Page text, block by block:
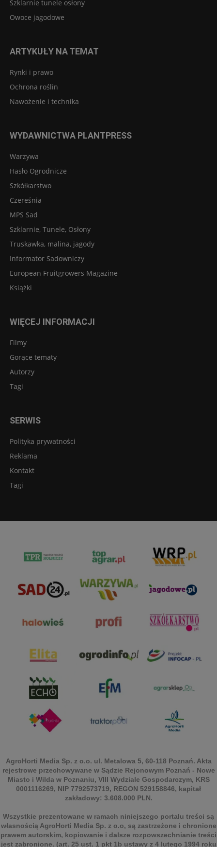
Szklarnie tunele osłony
Owoce jagodowe
ARTYKUŁY NA TEMAT
Rynki i prawo
Ochrona roślin
Nawożenie i technika
WYDAWNICTWA PLANTPRESS
Warzywa
Hasło Ogrodnicze
Szkółkarstwo
Czereśnia
MPS Sad
Szklarnie, Tunele, Osłony
Truskawka, malina, jagody
Informator Sadowniczy
European Fruitgrowers Magazine
Książki
WIĘCEJ INFORMACJI
Filmy
Gorące tematy
Autorzy
Tagi
SERWIS
Polityka prywatności
Reklama
Kontakt
Tagi
AgroHorti Media Sp. z o.o. ul. Metalowa 5, 60-118 Poznań. Akta
rejestrowe przechowywane w Sądzie Rejonowym Poznań - Nowe
Miasto i Wilda w Poznaniu, VIII Wydziale Gospodarczym, KRS
0001116269, NIP 7792573719, REGON 529158846, kapitał
zakładowy: 3.608.000 PLN.
Wszystkie prezentowane w ramach niniejszego portalu treści są
własnością AgroHorti Media Sp. z o.o, są zastrzeżone i chronione
prawem autorskim, kopiowanie i dalsze rozpowszechnianie treści
jest zabronione. (art. 25 ust. 1 pkt 1b ustawy z 4 lutego 1994 roku